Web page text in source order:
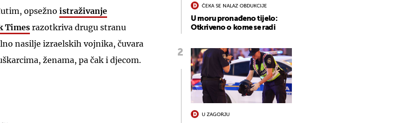
opsežno istraživanje
Times razotkriva drugu stranu
nasilje izraelskih vojnika, čuvara
ženama, pa čak i djecom.
ČEKA SE NALAZ OBDUKCIJE
U moru pronađeno tijelo:
Otkriveno o kome se radi
U ZAGORJU